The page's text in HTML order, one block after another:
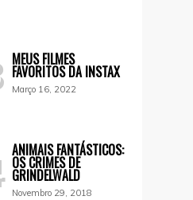
MEUS FILMES
FAVORITOS DA INSTAX
Março 16, 2022
ANIMAIS FANTÁSTICOS:
OS CRIMES DE
GRINDELWALD
Novembro 29, 2018